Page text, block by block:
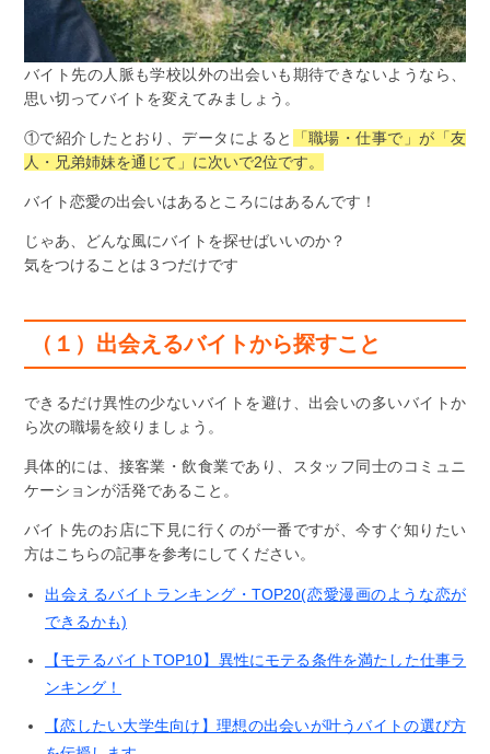
バイト先の人脈も学校以外の出会いも期待できないようなら、
思い切ってバイトを変えてみましょう。
①で紹介したとおり、データによると
「職場・仕事で」が「友
人・兄弟姉妹を通じて」に次いで2位です。
バイト恋愛の出会いはあるところにはあるんです！
じゃあ、どんな風にバイトを探せばいいのか？
気をつけることは３つだけです
（１）出会えるバイトから探すこと
できるだけ異性の少ないバイトを避け、出会いの多いバイトか
ら次の職場を絞りましょう。
具体的には、接客業・飲食業であり、スタッフ同士のコミュニ
ケーションが活発であること。
バイト先のお店に下見に行くのが一番ですが、今すぐ知りたい
方はこちらの記事を参考にしてください。
出会えるバイトランキング・TOP20(恋愛漫画のような恋が
できるかも)
【モテるバイトTOP10】異性にモテる条件を満たした仕事ラ
ンキング！
【恋したい大学生向け】理想の出会いが叶うバイトの選び方